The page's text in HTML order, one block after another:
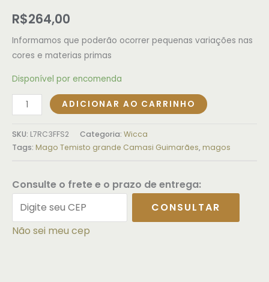
R$264,00
Informamos que poderão ocorrer pequenas variações nas
cores e materias primas
Disponível por encomenda
ADICIONAR AO CARRINHO
SKU: L7RC3FFS2 Categoria: Wicca
Tags: Mago Temisto grande Camasi Guimarães, magos
Consulte o frete e o prazo de entrega:
CONSULTAR
Não sei meu cep